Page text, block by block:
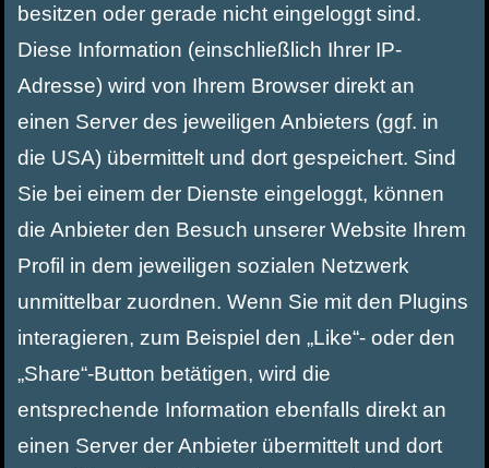
besitzen oder gerade nicht eingeloggt sind.
Diese Information (einschließlich Ihrer IP-
Adresse) wird von Ihrem Browser direkt an
einen Server des jeweiligen Anbieters (ggf. in
die USA) übermittelt und dort gespeichert. Sind
Sie bei einem der Dienste eingeloggt, können
die Anbieter den Besuch unserer Website Ihrem
Profil in dem jeweiligen sozialen Netzwerk
unmittelbar zuordnen. Wenn Sie mit den Plugins
interagieren, zum Beispiel den „Like“- oder den
„Share“-Button betätigen, wird die
entsprechende Information ebenfalls direkt an
einen Server der Anbieter übermittelt und dort